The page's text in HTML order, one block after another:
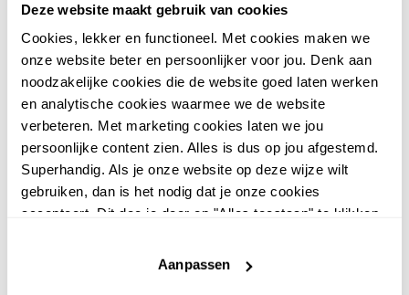
Deze website maakt gebruik van cookies
Cookies, lekker en functioneel. Met cookies maken we
onze website beter en persoonlijker voor jou. Denk aan
noodzakelijke cookies die de website goed laten werken
en analytische cookies waarmee we de website
verbeteren. Met marketing cookies laten we jou
persoonlijke content zien. Alles is dus op jou afgestemd.
Superhandig. Als je onze website op deze wijze wilt
gebruiken, dan is het nodig dat je onze cookies
accepteert. Dit doe je door op "Alles toestaan" te klikken.
website niet optimaal functioneert.
Aanpassen